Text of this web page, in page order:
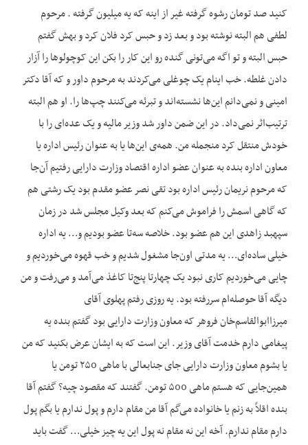
کنید صد تومان رشوه گرفته غیر از اینه که یه میلیون گرفته . مرحوم
لطفی هم البته نوشته بود و بعد زد و حبس کرد فلان کرد و بهش گفتم
حبس البته و تو اگه می‌تونی گنده رو این کار را بکن این کوچولوها را آزار
دادن غلطه. خب اینام یک چوغلی می‌کردند به مرحوم داور و که آقا دکتر
امینی و نمی‌دانم این‌ها نشسته‌اند و تبرئه می‌کنند چپ‌ها را. او هم البته
ترتیب‌اثر نمی‌داد. در این ضمن داور شد وزیر مالیه و یک عده‌ای را با
خودش منتقل کرد منجمله من. همه‌ی این‌ها یا به عنوان رئیس اداره یا
معاون اداره بنده به عنوان عضو اداره اقتصاد وزارت دارایی رفتیم آن‌جا
که مرحوم نریمان رئیس اداره بود تقی نصر عضو مقدم بود یک رشتی هم
که گاهی اسمش را فراموش می‌کنم که بعد وکیل مجلس شد در زمان
سپهبد زاهدی این هم عضو بود. خلاصه سه‌تا عضو بودیم و… یه اداره
خیلی ساده‌ای… یه مدتی اون‌جا مشغول شدیم و خب قهوه می‌خوردیم و
چایی می‌خوردیم کاری نبود یک چهارتا پنج‌تا کاغذ می‌آمد و می‌رفت و من
دیگه آقا حوصله‌ام سررفته بود. یه روزی رفتم پهلوی آقای
میرزاابوالقاسم‌خان فروهر که معاون وزارت دارایی بود گفتم بنده یه
پیغامی دارم خدمت آقای وزیر. این است که به ایشان عرض بکنید که من
یا بشوم معاون وزارت دارایی جای جنابعالی با ماهی ۲۵0 تومن یا
همین‌جایی که هستم ماهی ۵00 تومن. گفتند که مقصود چیه؟ گفتم آقا
بنده اقلاً به زنم یا خانواده می‌گم آقا من مقام دارم و پول ندارم یا بگم پول
دارم مقام ندارم. آخه این نه مقام نه پول این یه چیز خیلی… گفت باید